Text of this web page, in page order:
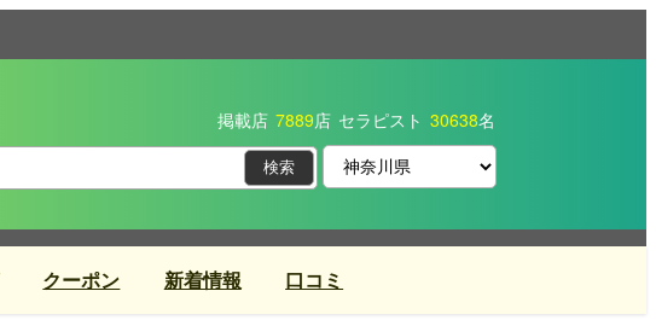
掲載店 7889店 セラピスト 30638名
クーポン 新着情報 口コミ